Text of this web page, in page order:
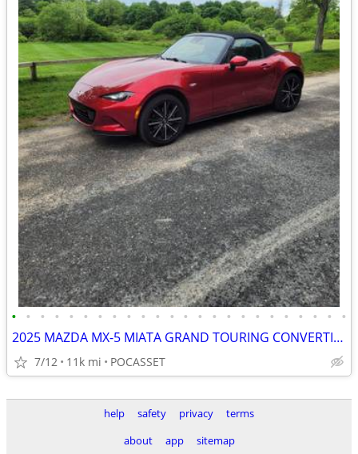
• • • • • • • • • • • • • • • • • • • • • • • •
2025 MAZDA MX-5 MIATA GRAND TOURING CONVERTIBLE
7/12 11k mi POCASSET
help safety privacy
terms
about
app sitemap